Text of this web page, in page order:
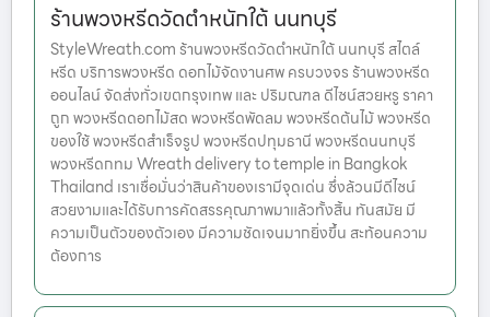
ร้านพวงหรีดวัดตำหนักใต้ นนทบุรี
StyleWreath.com ร้านพวงหรีดวัดตำหนักใต้ นนทบุรี สไตล์
หรีด บริการพวงหรีด ดอกไม้จัดงานศพ ครบวงจร ร้านพวงหรีด
ออนไลน์ จัดส่งทั่วเขตกรุงเทพ และ ปริมณฑล ดีไซน์สวยหรู ราคา
ถูก พวงหรีดดอกไม้สด พวงหรีดพัดลม พวงหรีดต้นไม้ พวงหรีด
ของใช้ พวงหรีดสำเร็จรูป พวงหรีดปทุมธานี พวงหรีดนนทบุรี
พวงหรีดกทม Wreath delivery to temple in Bangkok
Thailand เราเชื่อมั่นว่าสินค้าของเรามีจุดเด่น ซึ่งล้วนมีดีไซน์
สวยงามและได้รับการคัดสรรคุณภาพมาแล้วทั้งสิ้น ทันสมัย มี
ความเป็นตัวของตัวเอง มีความชัดเจนมากยิ่งขึ้น สะท้อนความ
ต้องการ